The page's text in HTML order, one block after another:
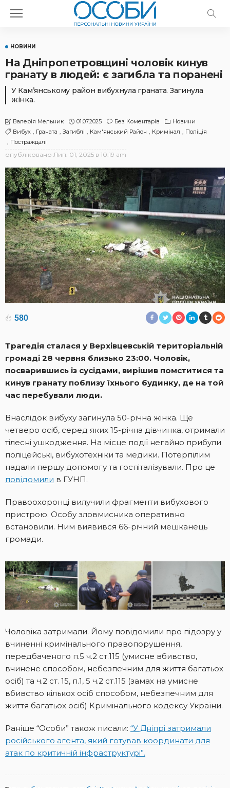
НОВИНИ
На Дніпропетровщині чоловік кинув
гранату в людей: є загибла та поранені
У Кам’янському район вибухнула граната. Загинула
жінка.
Валерія Мельник 01.07.2025 Без Коментарів
Новини
Вибух
Граната Загиблі Кам'янський Район Кримінал
Поліція
Постраждалі
опубліковано Лип. 01, 2025 в 10:19 am
580
Трагедія сталася у Верхівцевській територіальній
громаді 28 червня близько 23:00. Чоловік,
посварившись із сусідами, вирішив помститися та
кинув гранату поблизу їхнього будинку, де на той
час перебували люди.
Внаслідок вибуху загинула 50-річна жінка. Ще
четверо осіб, серед яких 15-річна дівчинка, отримали
тілесні ушкодження. На місце події негайно прибули
поліцейські, вибухотехніки та медики. Потерпілим
надали першу допомогу та госпіталізували. Про це
повідомили в ГУНП.
Правоохоронці вилучили фрагменти вибухового
пристрою. Особу зловмисника оперативно
встановили. Ним виявився 66-річний мешканець
громади.
Чоловіка затримали. Йому повідомили про підозру у
вчиненні кримінального правопорушення,
передбаченого п.5 ч.2 ст.115 (умисне вбивство,
вчинене способом, небезпечним для життя багатьох
осіб) та ч.2 ст. 15, п.1, 5 ч.2 ст.115 (замах на умисне
вбивство кількох осіб способом, небезпечним для
життя багатьох осіб) Кримінального кодексу України.
Раніше “Особи” також писали: “У Дніпрі затримали
російського агента, який готував координати для
атак по критичній інфраструктурі”.